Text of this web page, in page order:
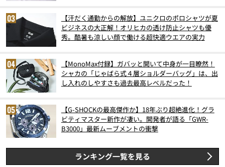
【汗だく通勤からの解放】ユニクロのポロシャツが夏
ビジネスの大正解！オリヒカの透け防止シャツも優
秀。酷暑も涼しい顔で働ける超快適ウエアの実力
【MonoMax付録】ガバッと開いて中身が一目瞭然！
シャカの「じゃばら式４層ショルダーバッグ」は、出
し入れのしやすさも過去最高レベルだった！
【G-SHOCKの最高傑作か】18年ぶり超絶進化！グラ
ビティマスター新作が凄い。開発者が語る「GWR-
B3000」最新ムーブメントの衝撃
ランキング一覧を見る